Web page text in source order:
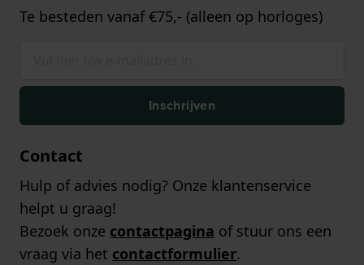
Te besteden vanaf €75,- (alleen op horloges)
Inschrijven
Contact
Hulp of advies nodig? Onze klantenservice
helpt u graag!
Bezoek onze contactpagina of stuur ons een
vraag via het contactformulier.